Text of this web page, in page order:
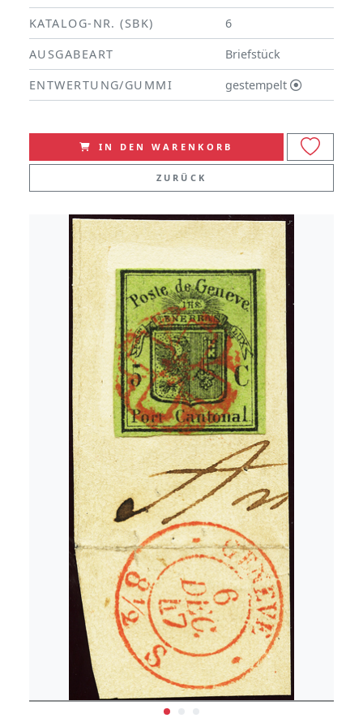
KATALOG-NR. (SBK)
6
AUSGABEART
Briefstück
ENTWERTUNG/GUMMI
gestempelt
IN DEN WARENKORB
ZURÜCK